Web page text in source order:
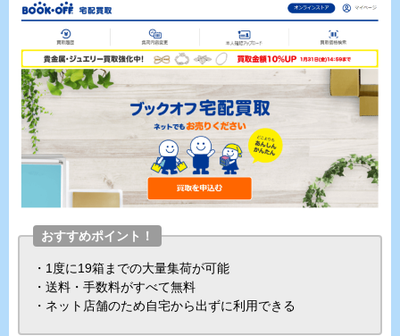
おすすめポイント！
・1度に19箱までの大量集荷が可能
・送料・手数料がすべて無料
・ネット店舗のため自宅から出ずに利用できる